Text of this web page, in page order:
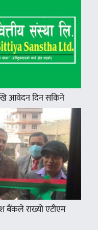
आवेदन दिन सकिने
बैंकले राख्यो एटीएम